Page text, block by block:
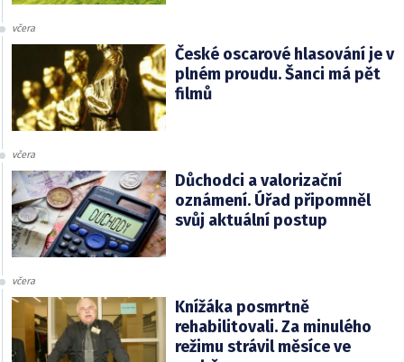
včera
České oscarové hlasování je v
plném proudu. Šanci má pět
filmů
včera
Důchodci a valorizační
oznámení. Úřad připomněl
svůj aktuální postup
včera
Knížáka posmrtně
rehabilitovali. Za minulého
režimu strávil měsíce ve